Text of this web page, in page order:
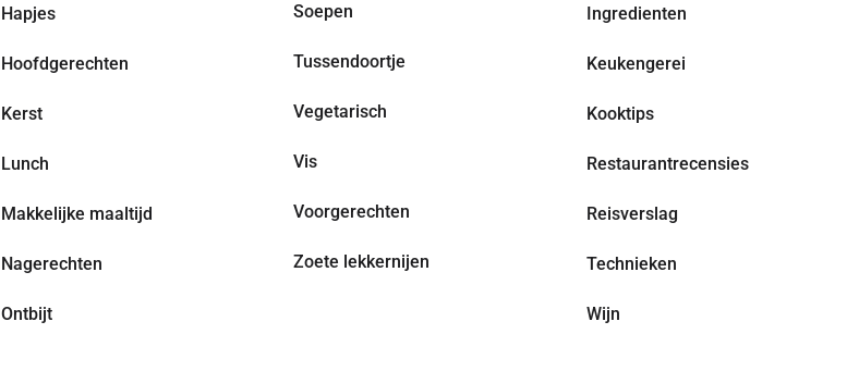
Hapjes
Hoofdgerechten
Kerst
Lunch
Makkelijke maaltijd
Nagerechten
Ontbijt
Soepen
Tussendoortje
Vegetarisch
Vis
Voorgerechten
Zoete lekkernijen
Ingredienten
Keukengerei
Kooktips
Restaurantrecensies
Reisverslag
Technieken
Wijn